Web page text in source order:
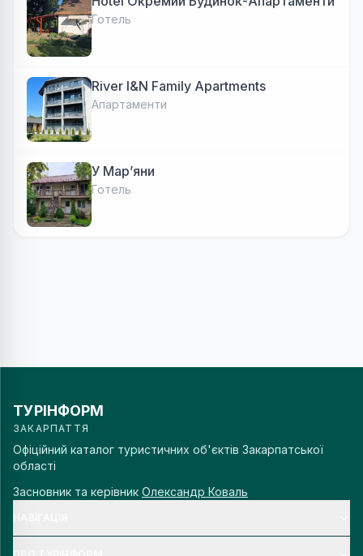
Готель
River I&N Family Apartments
Апартаменти
У Марʼяни
Готель
ТУРІНФОРМ
ЗАКАРПАТТЯ
Офіційний каталог туристичних об'єктів Закарпатської
області
Засновник та керівник Олександр Коваль